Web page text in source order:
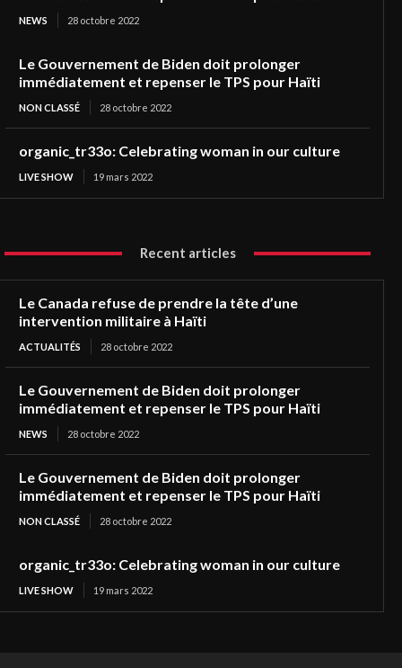
NEWS 28 octobre 2022
Le Gouvernement de Biden doit prolonger
immédiatement et repenser le TPS pour Haïti
NON CLASSÉ 28 octobre 2022
organic_tr33o: Celebrating woman in our culture
LIVE SHOW 19 mars 2022
Recent articles
Le Canada refuse de prendre la tête d’une
intervention militaire à Haïti
ACTUALITÉS 28 octobre 2022
Le Gouvernement de Biden doit prolonger
immédiatement et repenser le TPS pour Haïti
NEWS 28 octobre 2022
Le Gouvernement de Biden doit prolonger
immédiatement et repenser le TPS pour Haïti
NON CLASSÉ 28 octobre 2022
organic_tr33o: Celebrating woman in our culture
LIVE SHOW 19 mars 2022